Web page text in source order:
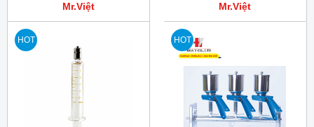
Mr.Việt
Mr.Việt
HOT HOT